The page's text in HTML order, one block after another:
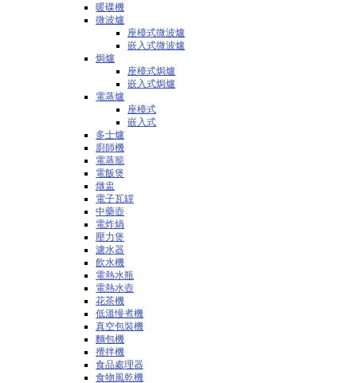
暖碟機
微波爐
座檯式微波爐
嵌入式微波爐
焗爐
座檯式焗爐
嵌入式焗爐
電蒸爐
座檯式
嵌入式
多士爐
廚師機
電蒸籠
電飯煲
燉盅
電子瓦罉
中藥壺
電炸煱
壓力煲
濾水器
飲水機
電熱水瓶
電熱水壺
花茶機
低溫慢煮機
真空包裝機
麵包機
攪拌機
食品處理器
食物風乾機